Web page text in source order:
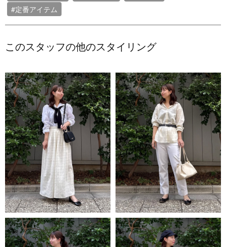
#定番アイテム
このスタッフの他のスタイリング